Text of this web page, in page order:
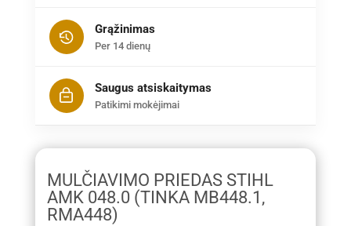
Grąžinimas
Per 14 dienų
Saugus atsiskaitymas
Patikimi mokėjimai
MULČIAVIMO PRIEDAS STIHL
AMK 048.0 (TINKA MB448.1,
RMA448)